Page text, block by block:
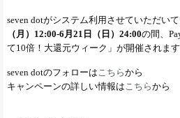
seven dotがシステム利用させていただいて
（月）12:00-6月21日（日）24:00の間、
て10倍！大還元ウィーク」が開催されます
seven dotのフォローは こちらから
キャンペーンの詳しい情報は こちらから